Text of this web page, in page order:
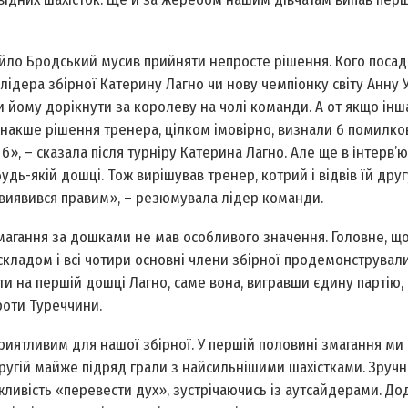
Бродський мусив прийняти непросте рішення. Кого
збірної Катерину Лагно чи нову чемпіонку світу Анну
йому дорікнути за королеву на чолі команди. А от якщо
рішення тренера, цілком імовірно, визнали б
– сказала після турніру Катерина Лагно. Але ще в
якій дошці. Тож вирішував тренер, котрий і відвів їй
правим», – резюмувала лідер команди.
за дошками не мав особливого значення. Головне,
і всі чотири основні члени збірної
на першій дошці Лагно, саме вона, вигравши єдину партію,
Туреччини.
для нашої збірної. У першій половині змагання ми
майже підряд грали з найсильнішими шахістками.
«перевести дух», зустрічаючись із аутсайдерами.